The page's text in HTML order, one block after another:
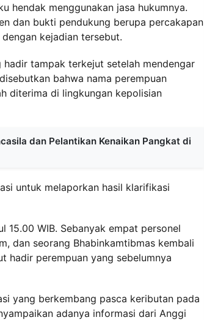
hendak menggunakan jasa hukumnya.
dan bukti pendukung berupa percakapan
kejadian tersebut.
tampak terkejut setelah mendengar
bahwa nama perempuan
diterima di lingkungan kepolisian
dan Pelantikan Kenaikan Pangkat di
untuk melaporkan hasil klarifikasi
15.00 WIB. Sebanyak empat personel
dan seorang Bhabinkamtibmas kembali
hadir perempuan yang sebelumnya
yang berkembang pasca keributan pada
adanya informasi dari Anggi